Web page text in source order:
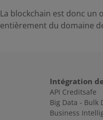
La blockchain est donc un
entièrement du domaine
Intégration
API Creditsafe
Big Data - Bulk
Business